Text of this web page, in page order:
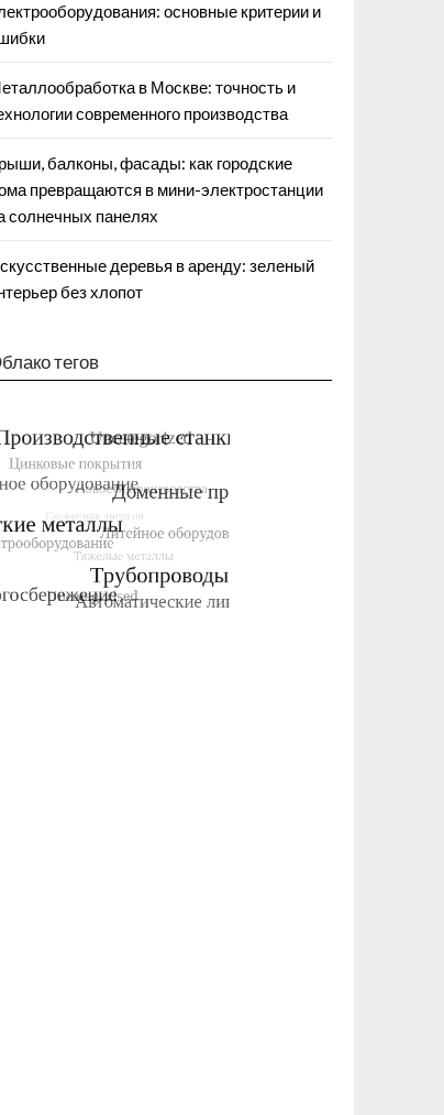
основные критерии и
в Москве: точность и
современного производства
балконы, фасады: как городские
превращаются в мини-электростанции
солнечных панелях
деревья в аренду: зеленый
без хлопот
тегов